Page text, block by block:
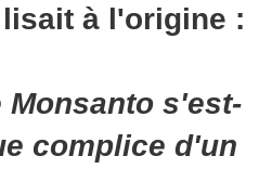
à l'origine :
Monsantos'est-
complice d'un